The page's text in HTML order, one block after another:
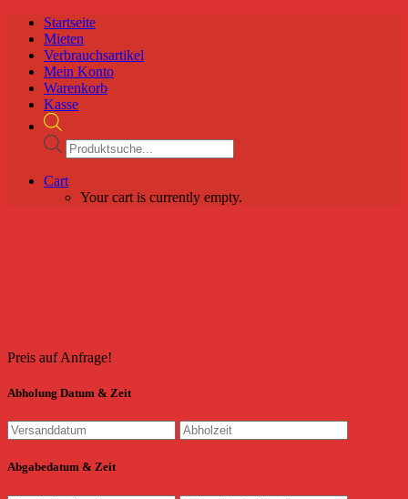
Startseite
Mieten
Verbrauchsartikel
Mein Konto
Warenkorb
Kasse
Products
search
Cart
Your cart is currently empty.
Preis auf Anfrage!
Abholung Datum & Zeit
Abgabedatum & Zeit